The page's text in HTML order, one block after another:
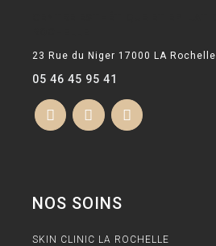
23 Rue du Niger 17000 LA Rochelle
05 46 45 95 41
NOS SOINS
SKIN CLINIC LA ROCHELLE